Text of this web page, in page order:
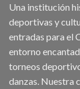
Una institución
deportivas y
entradas para el
entorno
torneos
danzas. Nuestra